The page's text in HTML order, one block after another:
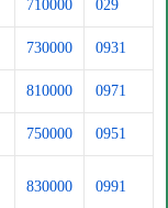
710000 029
730000 0931
810000 0971
750000 0951
830000 0991